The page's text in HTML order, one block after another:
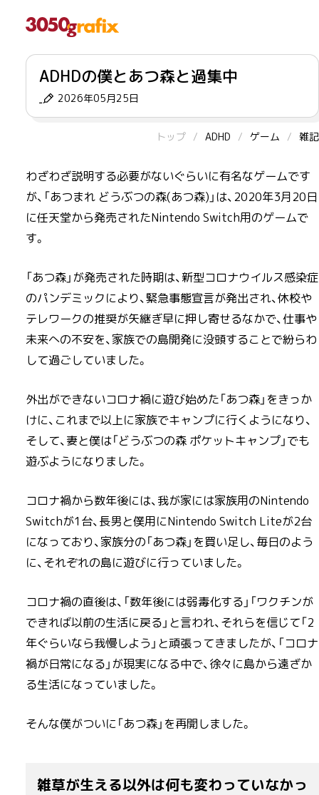
ADHDの僕とあつ森と過集中
2026年05月25日
トップ ADHD ゲーム 雑記
わざわざ説明する必要がないぐらいに有名なゲームです
が、「あつまれ どうぶつの森(あつ森)」は、2020年3月20日
に任天堂から発売されたNintendo Switch用のゲームで
す。
「あつ森」が発売された時期は、新型コロナウイルス感染症
のパンデミックにより、緊急事態宣言が発出され、休校や
テレワークの推奨が矢継ぎ早に押し寄せるなかで、仕事や
未来への不安を、家族での島開発に没頭することで紛らわ
して過ごしていました。
外出ができないコロナ禍に遊び始めた「あつ森」をきっか
けに、これまで以上に家族でキャンプに行くようになり、
そして、妻と僕は「どうぶつの森 ポケットキャンプ」でも
遊ぶようになりました。
コロナ禍から数年後には、我が家には家族用のNintendo
Switchが1台、長男と僕用にNintendo Switch Liteが2台
になっており、家族分の「あつ森」を買い足し、毎日のよう
に、それぞれの島に遊びに行っていました。
コロナ禍の直後は、「数年後には弱毒化する」「ワクチンが
できれば以前の生活に戻る」と言われ、それらを信じて「2
年ぐらいなら我慢しよう」と頑張ってきましたが、「コロナ
禍が日常になる」が現実になる中で、徐々に島から遠ざか
る生活になっていました。
そんな僕がついに「あつ森」を再開しました。
雑草が生える以外は何も変わっていなかっ